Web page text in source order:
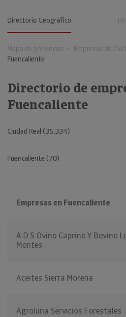
Directorio Geográfico
Mapa de provincias Empresas de
Fuencaliente
Directorio de
Fuencaliente
Empresas en Fuencaliente
A D S Ovino Caprino Y Bovino
Montes
Aceites Sierra Morena
Agroluna Servicios Forestales